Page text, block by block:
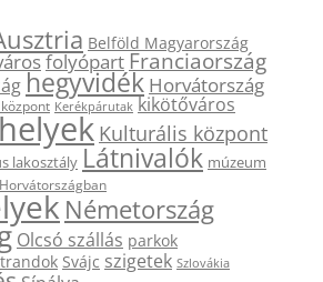
Belföld Magyarország
folyópartFranciaország
hegyvidék Horvátország
Kerékpárutak kikötőváros
Kulturális központ
lakosztály Látnivalók múzeum
Németország
Olcsó szállás parkok
Svájc szigetek Szlovákia